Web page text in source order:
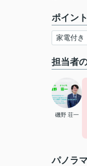
ポイント
家電付き
担当者
磯野 荘一
パノラ